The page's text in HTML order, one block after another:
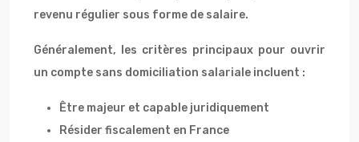
revenu régulier sous forme de salaire.
Généralement, les critères principaux pour ouvrir
un compte sans domiciliation salariale incluent :
Être majeur et capable juridiquement
Résider fiscalement en France